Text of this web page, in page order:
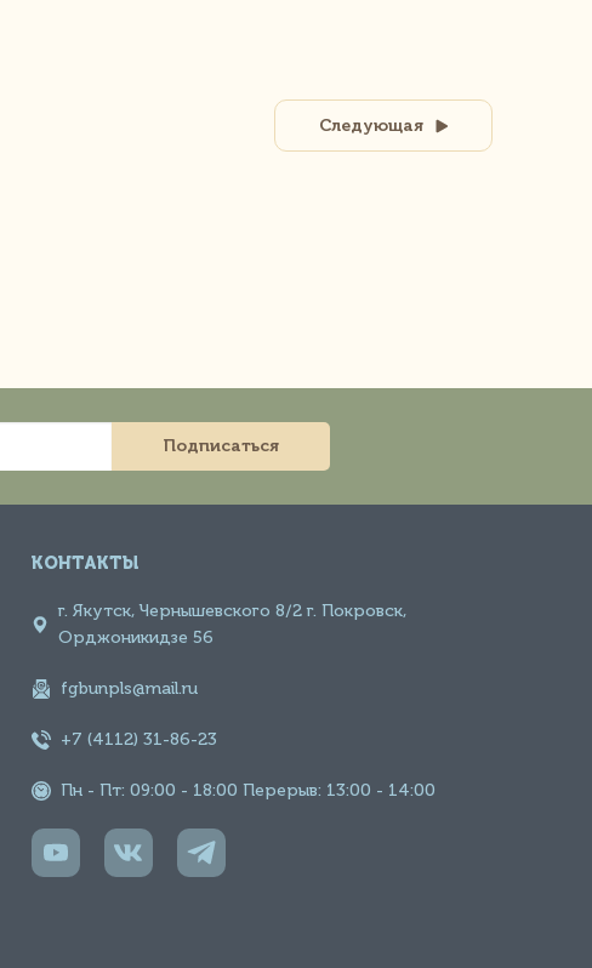
Следующая
Подписаться
КОНТАКТЫ
г. Якутск, Чернышевского 8/2 г. Покровск,
Орджоникидзе 56
fgbunpls@mail.ru
+7 (4112) 31-86-23
Пн - Пт: 09:00 - 18:00 Перерыв: 13:00 - 14:00